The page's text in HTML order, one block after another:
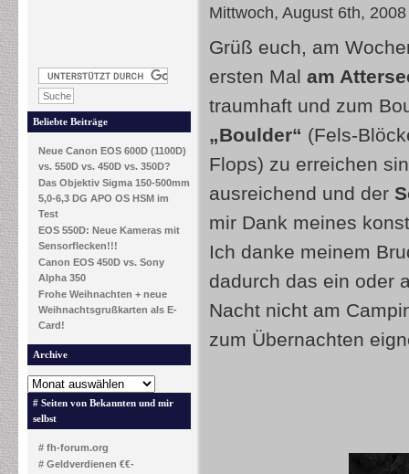
Beliebte Beiträge
Neue Canon EOS 600D (1100D)
vs. 550D vs. 450D vs. 350D?
Das Objektiv Sigma 150-500mm
5,0-6,3 DG APO OS HSM im
Test
EOS 550D: Neue Kameras mit
Sensorflecken!!!
Canon EOS 450D vs. Sony
Alpha 350
Frohe Weihnachten + neue
Weihnachtsgrußkarten als E-
Card!
Archive
# Seiten von Bekannten und mir
selbst
# fh-forum.org
# Geldverdienen €€-
Mittwoch, August 6th, 2008
Grüß euch, am
ersten Mal am
traumhaft und zum
„Boulder“ (Fels-
Flops) zu erreichen
ausreichend und der
mir Dank meines
Ich danke meinem
dadurch das ein oder
Nacht nicht am
zum Übernachten